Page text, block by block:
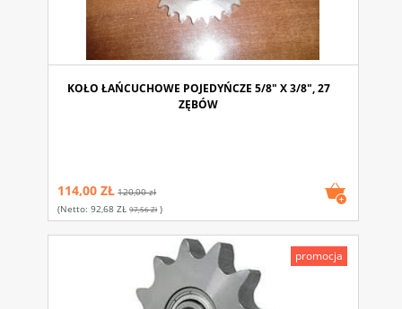
KOŁO ŁAŃCUCHOWE POJEDYŃCZE 5/8" X 3/8", 27
ZĘBÓW
114,00 ZŁ 120,00 zł
(netto:92,68 ZŁ 97,56 Zł)
promocja